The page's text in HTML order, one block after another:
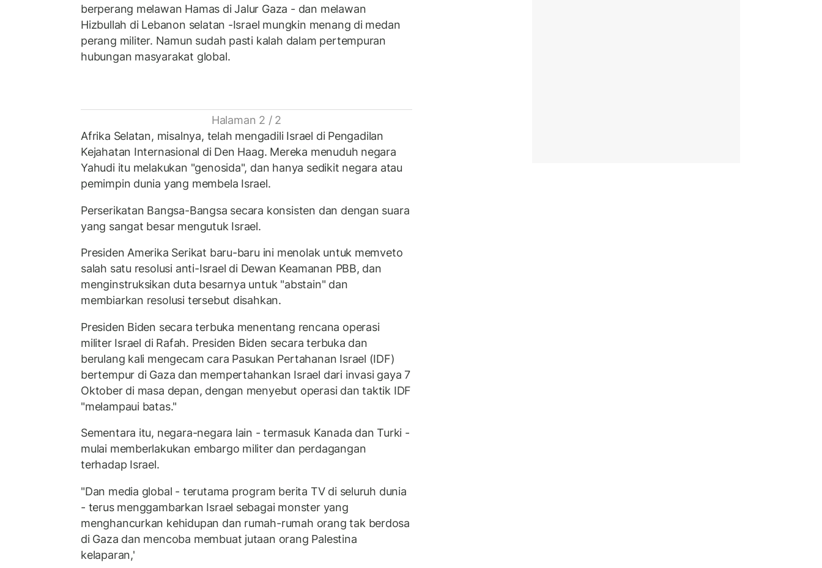
berperang melawan Hamas di Jalur Gaza - dan melawan
Hizbullah di Lebanon selatan -Israel mungkin menang di medan
perang militer. Namun sudah pasti kalah dalam pertempuran
hubungan masyarakat global.
Halaman 2 / 2
Afrika Selatan, misalnya, telah mengadili Israel di Pengadilan
Kejahatan Internasional di Den Haag. Mereka menuduh negara
Yahudi itu melakukan "genosida", dan hanya sedikit negara atau
pemimpin dunia yang membela Israel.
Perserikatan Bangsa-Bangsa secara konsisten dan dengan suara
yang sangat besar mengutuk Israel.
Presiden Amerika Serikat baru-baru ini menolak untuk memveto
salah satu resolusi anti-Israel di Dewan Keamanan PBB, dan
menginstruksikan duta besarnya untuk "abstain" dan
membiarkan resolusi tersebut disahkan.
Presiden Biden secara terbuka menentang rencana operasi
militer Israel di Rafah. Presiden Biden secara terbuka dan
berulang kali mengecam cara Pasukan Pertahanan Israel (IDF)
bertempur di Gaza dan mempertahankan Israel dari invasi gaya 7
Oktober di masa depan, dengan menyebut operasi dan taktik IDF
"melampaui batas."
Sementara itu, negara-negara lain - termasuk Kanada dan Turki -
mulai memberlakukan embargo militer dan perdagangan
terhadap Israel.
"Dan media global - terutama program berita TV di seluruh dunia
- terus menggambarkan Israel sebagai monster yang
menghancurkan kehidupan dan rumah-rumah orang tak berdosa
di Gaza dan mencoba membuat jutaan orang Palestina
kelaparan,'